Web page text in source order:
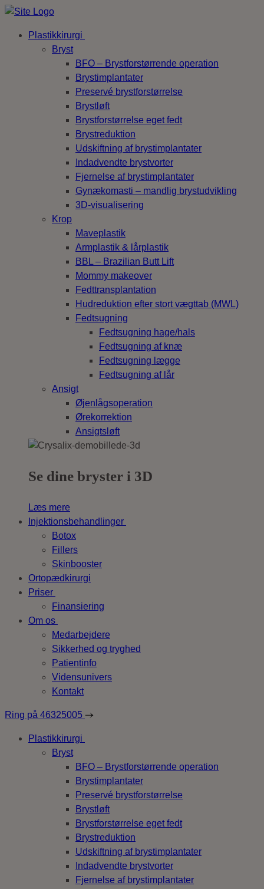
Skip
contentPlastikkirurgi
Bryst
BFO – Brystforstørrende operation
Brystimplantater
Preservé brystforstørrelse
Brystløft
Brystforstørrelse eget fedt
Brystreduktion
Udskiftning af brystimplantater
Indadvendte brystvorter
Fjernelse af brystimplantater
Gynækomasti – mandlig brystudvikling
3D-visualisering
Krop
Maveplastik
Armplastik & lårplastik
BBL – Brazilian Butt Lift
Mommy makeover
Fedttransplantation
Hudreduktion efter stort vægttab (MWL)
Fedtsugning
Fedtsugning hage/hals
Fedtsugning af knæ
Fedtsugning lægge
Fedtsugning af lår
Ansigt
Øjenlågsoperation
Ørekorrektion
Ansigtsløft
Se dine bryster i 3D
Læs mere
Injektionsbehandlinger
Botox
Fillers
Skinbooster
Ortopædkirurgi
Priser
Finansiering
Om os
Medarbejdere
Sikkerhed og tryghed
Patientinfo
Vidensunivers
Kontakt
Ring på 46325005
Plastikkirurgi
Bryst
BFO – Brystforstørrende operation
Brystimplantater
Preservé brystforstørrelse
Brystløft
Brystforstørrelse eget fedt
Brystreduktion
Udskiftning af brystimplantater
Indadvendte brystvorter
Fjernelse af brystimplantater